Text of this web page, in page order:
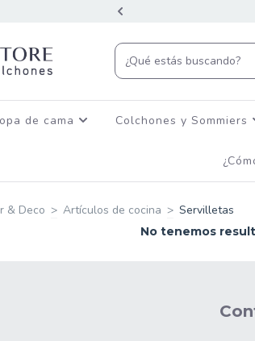
de cama Colchones y Sommiers
& Deco > Artículos de cocina > Servilletas
No tenemos